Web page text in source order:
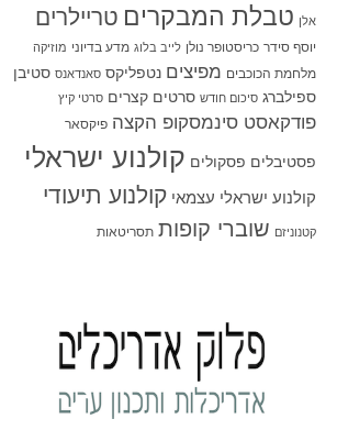
אלן טבלת המבקרים טריילרים
יוסף סידר כריסטופר נולן לייב בלוג מדע בדיוני מוזיקה
מלחמת הכוכבים מפיצים נטפליקס סאנדאנס סטיבן
ספילברג סיכום חודש סרטים קצרים סרטי קיץ
פודקאסט סינמסקופ הקצה פיקסאר
פסטיבלים פסקולים קולנוע ישראלי
קולנוע ישראלי עצמאי קולנוע תיעודי
קטנוניזם שוברי קופות תסריטאות